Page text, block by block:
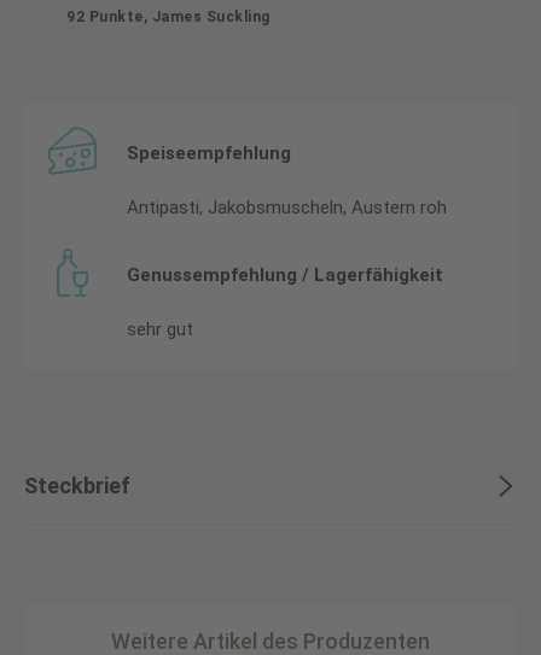
92 Punkte, James Suckling
Speiseempfehlung
Antipasti, Jakobsmuscheln, Austern roh
Genussempfehlung / Lagerfähigkeit
sehr gut
Steckbrief
Weitere Artikel des Produzenten